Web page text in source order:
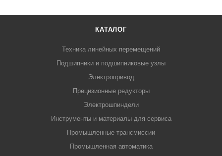
КАТАЛОГ
Техника линейных перемещений
Подшипники и подшипниковые узлы
Электропривод
Прецизионные редукторы
Электрошпиндели
Инструменты и материалы для сервиса
Промышленные трансмиссии
Промышленная автоматика